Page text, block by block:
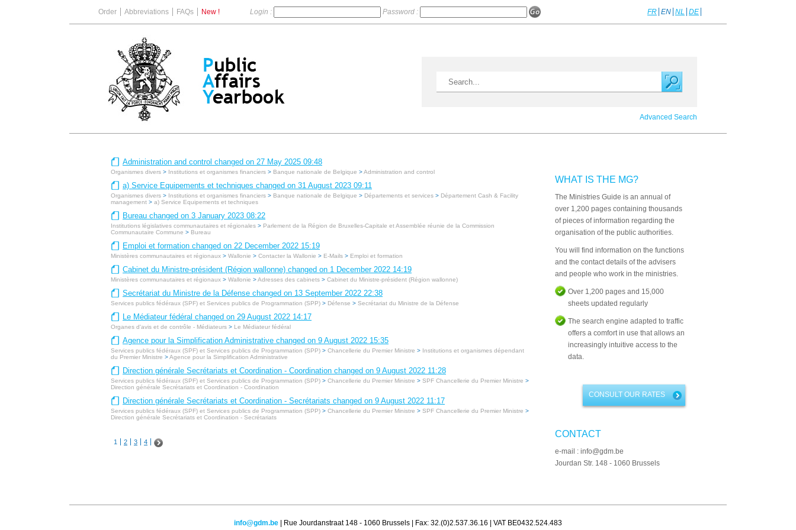
Order Abbreviations FAQs New ! Login : Password : FR EN NL DE
Advanced Search
Administration and control changed on 27 May 2025 09:48
Organismes divers > Institutions et organismes financiers > Banque nationale de Belgique >Administration and control
a) Service Equipements et techniques changed on 31 August 2023 09:11
Organismes divers > Institutions et organismes financiers > Banque nationale de Belgique > Départements et services > Département Cash & Facility
management > a) Service Equipements et techniques
Bureau changed on 3 January 2023 08:22
Institutions législatives communautaires et régionales > Parlement de la Région de Bruxelles-Capitale et Assemblée réunie de la Commission
Communautaire Commune > Bureau
Emploi et formation changed on 22 December 2022 15:19
Ministères communautaires et régionaux > Wallonie > Contacter la Wallonie > E-Mails > Emploi et formation
Cabinet du Ministre-président (Région wallonne) changed on 1 December 2022 14:19
Ministères communautaires et régionaux > Wallonie >Adresses des cabinets > Cabinet du Ministre-président (Région wallonne)
Secrétariat du Ministre de la Défense changed on 13 September 2022 22:38
Services publics fédéraux (SPF) et Services publics de Programmation (SPP) > Défense > Secrétariat du Ministre de la Défense
Le Médiateur fédéral changed on 29 August 2022 14:17
Organes d'avis et de contrôle - Médiateurs > Le Médiateur fédéral
Agence pour la Simplification Administrative changed on 9 August 2022 15:35
Services publics fédéraux (SPF) et Services publics de Programmation (SPP) > Chancellerie du Premier Ministre > Institutions et organismes dépendant
du Premier Ministre >Agence pour la Simplification Administrative
Direction générale Secrétariats et Coordination - Coordination changed on 9 August 2022 11:28
Services publics fédéraux (SPF) et Services publics de Programmation (SPP) > Chancellerie du Premier Ministre > SPF Chancellerie du Premier Ministre >
Direction générale Secrétariats et Coordination - Coordination
Direction générale Secrétariats et Coordination - Secrétariats changed on 9 August 2022 11:17
Services publics fédéraux (SPF) et Services publics de Programmation (SPP) > Chancellerie du Premier Ministre > SPF Chancellerie du Premier Ministre >
Direction générale Secrétariats et Coordination - Secrétariats
1 2 3 4
WHAT IS THE MG?
The Ministries Guide is an annual of
over 1,200 pages containing thousands
of pieces of information regarding the
organisation of the public authorities.
You will find information on the functions
and the contact details of the advisers
and people who work in the ministries.
Over 1,200 pages and 15,000
sheets updated regularly
The search engine adapted to traffic
offers a comfort in use that allows an
increasingly intuitive access to the
data.
CONSULT OUR RATES
CONTACT
e-mail : info@gdm.be
Jourdan Str. 148 - 1060 Brussels
info@gdm.be | Rue Jourdanstraat 148 - 1060 Brussels | Fax: 32.(0)2.537.36.16 | VAT BE0432.524.483